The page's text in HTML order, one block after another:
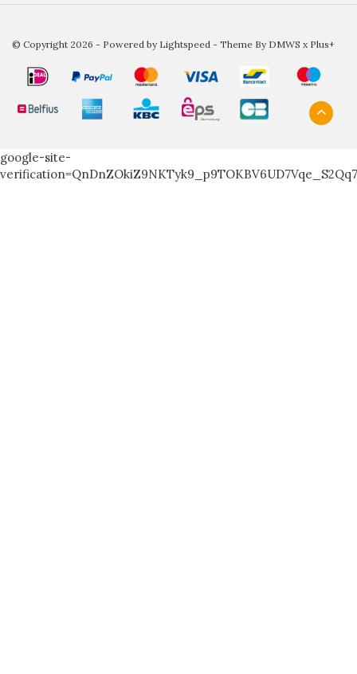
© Copyright 2026 - Powered by Lightspeed - Theme By DMWS x Plus+
google-site-